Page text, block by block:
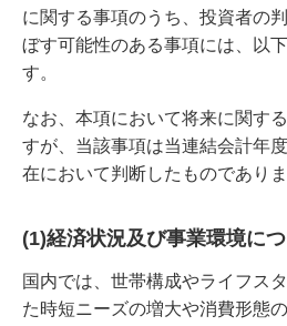
に関する事項のうち、投資者の
ぼす可能性のある事項には、以
す。
なお、本項において将来に関す
すが、当該事項は当連結会計年
在において判断したものでありま
(1)経済状況及び事業環境に
国内では、世帯構成やライフス
た時短ニーズの増大や消費形態